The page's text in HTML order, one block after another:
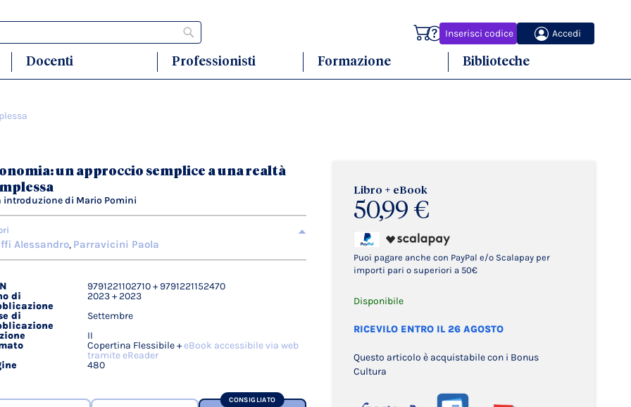
Inserisci codice Accedi
Carrello
Docenti Professionisti Formazione Biblioteche
Libro + eBook
50,99 €
Puoi pagare anche con PayPal e/o Scalapay per
importi pari o superiori a 50€
Disponibile
RICEVILO ENTRO IL 26 AGOSTO
Questo articolo è acquistabile con i Bonus
Cultura
un approccio semplice a una realtà
introduzione di Mario Pomini
Alessandro, Parravicini Paola
9791221102710 + 9791221152470
di
2023 + 2023
di
Settembre
II
Copertina Flessibile +eBook accessibile via web
tramite eReader
480
CONSIGLIATO